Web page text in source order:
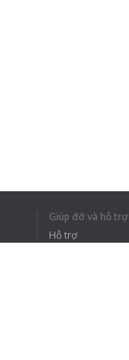
Giúp đỡ và hỗ trợ
Hỗ trợ